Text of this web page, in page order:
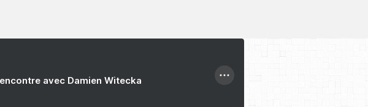
avec Damien Witecka